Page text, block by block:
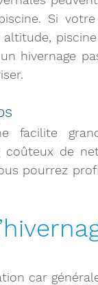
Si
hivernage
facilite
de
pourrez
car